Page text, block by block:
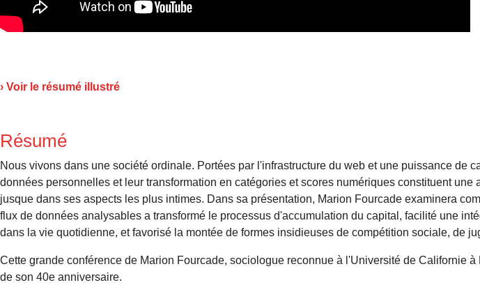
› Voir le résumé illustré
Résumé
Nous vivons dans une société ordinale. Portées par l'infrastructure du web et une puissance de
données personnelles et leur transformation en catégories et scores numériques constituent
jusque dans ses aspects les plus intimes. Dans sa présentation, Marion Fourcade examinera
flux de données analysables a transformé le processus d'accumulation du capital, facilité une
dans la vie quotidienne, et favorisé la montée de formes insidieuses de compétition sociale, de
Cette grande conférence de Marion Fourcade, sociologue reconnue à l'Université de Californie
de son 40e anniversaire.